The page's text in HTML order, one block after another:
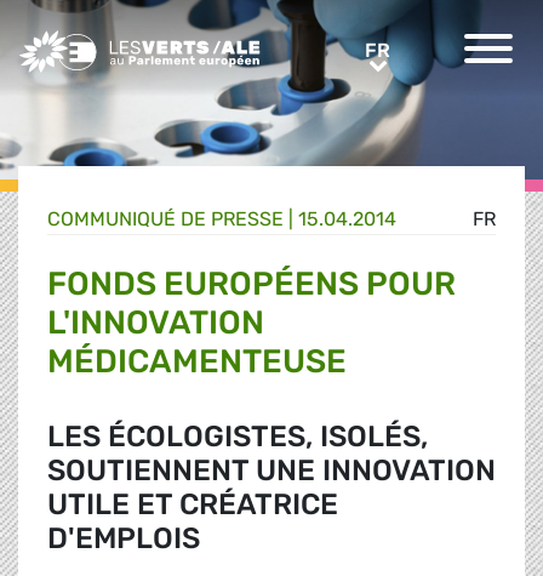
Greens/EFA Home FRFR
FR
COMMUNIQUÉ DE PRESSE 15.04.2014
FONDS EUROPÉENS POUR
L'INNOVATION
MÉDICAMENTEUSE
LES ÉCOLOGISTES, ISOLÉS,
SOUTIENNENT UNE INNOVATION
UTILE ET CRÉATRICE
D'EMPLOIS